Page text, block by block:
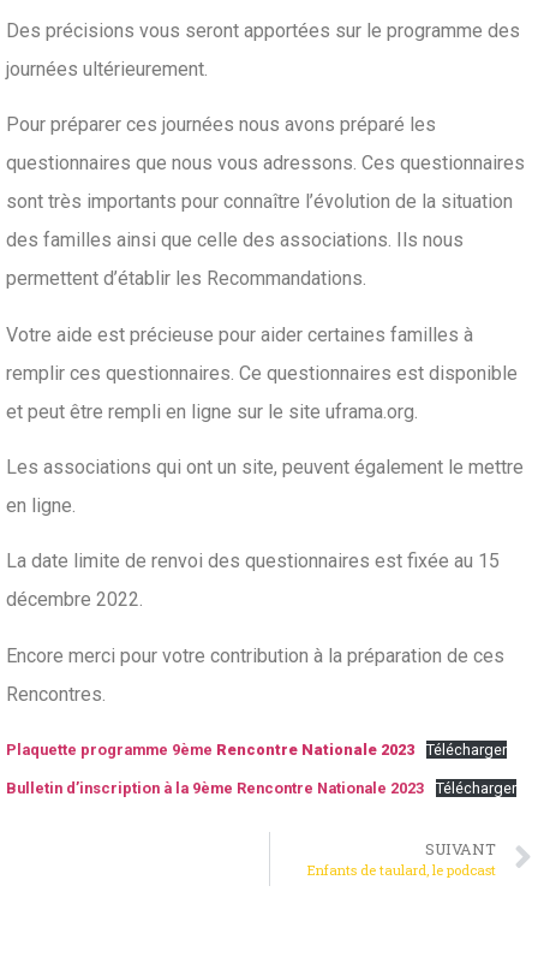
Des précisions vous seront apportées sur le programme des
journées ultérieurement.
Pour préparer ces journées nous avons préparé les
questionnaires que nous vous adressons. Ces questionnaires
sont très importants pour connaître l’évolution de la situation
des familles ainsi que celle des associations. Ils nous
permettent d’établir les Recommandations.
Votre aide est précieuse pour aider certaines familles à
remplir ces questionnaires. Ce questionnaires est disponible
et peut être rempli en ligne sur le site uframa.org.
Les associations qui ont un site, peuvent également le mettre
en ligne.
La date limite de renvoi des questionnaires est fixée au 15
décembre 2022.
Encore merci pour votre contribution à la préparation de ces
Rencontres.
Plaquette programme 9ème Rencontre Nationale 2023 Télécharger
Bulletin d’inscription à la 9ème Rencontre Nationale 2023 Télécharger
SUIVANT
Enfants de taulard, le podcast